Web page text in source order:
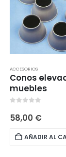
ACCESORIOS
Conos
muebles
58,00 €
AÑADIR AL